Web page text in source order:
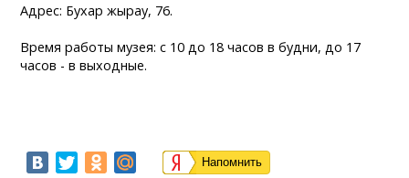
Адрес: Бухар жырау, 76.
Время работы музея: с 10 до 18 часов в будни, до 17
часов - в выходные.
Напомнить